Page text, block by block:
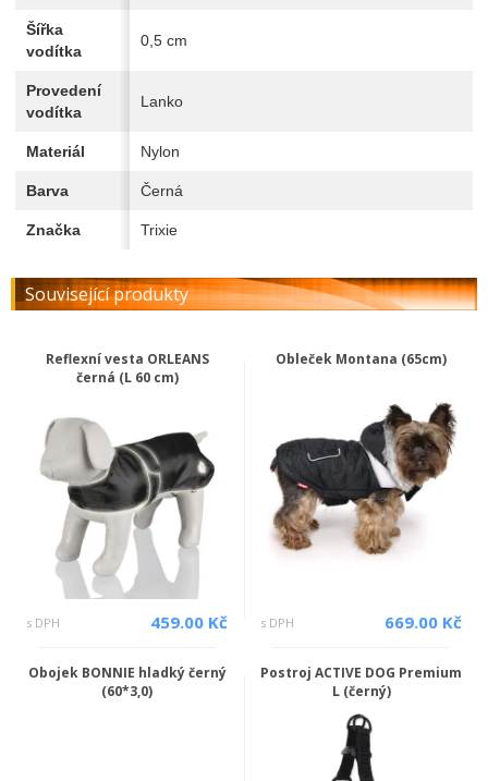
Šířka
vodítka
0,5 cm
Provedení
vodítka
Lanko
Materiál Nylon
Barva Černá
Značka Trixie
Související produkty
Reflexní vesta ORLEANS
černá (L 60 cm)
s DPH 459.00 Kč
Obleček Montana (65cm)
s DPH 669.00 Kč
Obojek BONNIE hladký černý
(60*3,0)
Postroj ACTIVE DOG Premium
L (černý)